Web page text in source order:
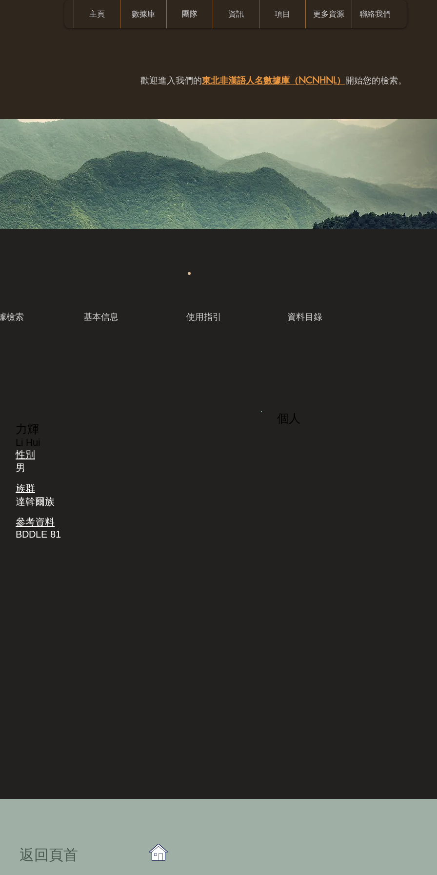
主頁 數據庫 團隊 資訊 項目 更多資源 聯絡我們
歡迎進入我們的東北非漢語人名數據庫（NCNHNL） 開始您的檢索。
檢索 基本信息 使用指引 資料目錄
力輝
Li Hui
性別
男
族群
達斡爾族
參考資料
BDDLE 81
個人
​返回頁首